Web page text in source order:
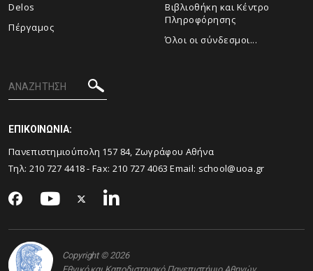
Delos
Πέργαμος
Βιβλιοθήκη και Κέντρο
Πληροφόρησης
Όλοι οι σύνδεσμοι...
ΕΠΙΚΟΙΝΩΝΙΑ:
Πανεπιστημιούπολη 157 84, Ζωγράφου Αθήνα
Τηλ: 210 727 4418- Fax: 210 727 4063 Email: school@uoa.gr
Copyright © 2026
Εθνικό και Καποδιστριακό Πανεπιστήμιο Αθηνών